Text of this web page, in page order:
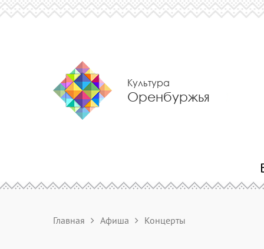
Культура
Оренбуржья
Главная Афиша Концерты